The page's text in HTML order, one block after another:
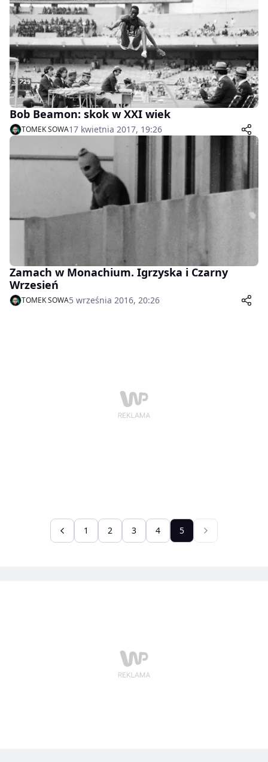
Bob Beamon: skok w XXI wiek
TOMEK SOWA17 kwietnia 2017, 19:26
Zamach w Monachium. Igrzyska i Czarny
Wrzesień
TOMEK SOWA5 września 2016, 20:26
1 2 3 4 5